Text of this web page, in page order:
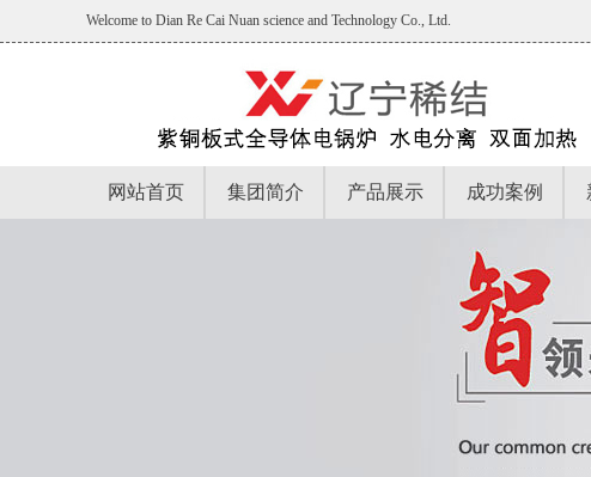
Welcome to Dian Re Cai Nuan science and Technology Co., Ltd.
网站首页 集团简介 产品展示 成功案例